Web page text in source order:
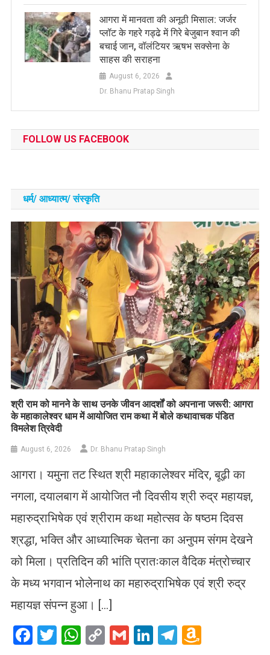
आगरा में मानवता की अनूठी मिसाल: जर्जर
प्लॉट के गहरे गड्ढे में गिरे बेजुबान श्वान की
बचाई जान, वॉलंटियर ऋषभ सक्सेना के
साहस की सराहना
August 6, 2026
Dr. Bhanu Pratap Singh
FOLLOW US FACEBOOK
धर्म/ आध्‍यात्‍म/ संस्‍कृति
​श्री राम को मानने के साथ उनके जीवन आदर्शों को अपनाना जरूरी: आगरा
के महाकालेश्वर धाम में आयोजित राम कथा में बोले कथावाचक पंडित
विमलेश त्रिवेदी
August 6, 2026 Dr. Bhanu Pratap Singh
आगरा। यमुना तट स्थित श्री महाकालेश्वर मंदिर, बूढ़ी का
नगला, दयालबाग में आयोजित नौ दिवसीय श्री रुद्र महायज्ञ,
महारुद्राभिषेक एवं श्रीराम कथा महोत्सव के षष्ठम दिवस
श्रद्धा, भक्ति और आध्यात्मिक चेतना का अनुपम संगम देखने
को मिला। प्रतिदिन की भांति प्रातःकाल वैदिक मंत्रोच्चार
के मध्य भगवान भोलेनाथ का महारुद्राभिषेक एवं श्री रुद्र
महायज्ञ संपन्न हुआ। […]
Facebook
Twitter
WhatsApp
CopyGmailLinkedIn
Telegram